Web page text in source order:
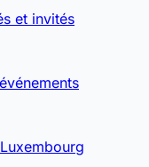
et invités